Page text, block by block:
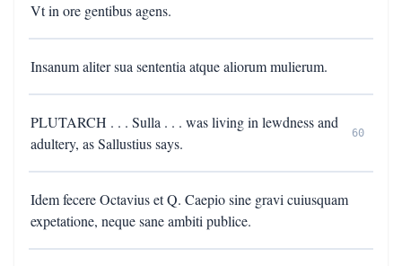
Vt in ore gentibus agens.
Insanum aliter sua sententia atque aliorum mulierum.
PLUTARCH . . . Sulla . . . was living in lewdness and
adultery, as Sallustius says.
60
Idem fecere Octavius et Q. Caepio sine gravi cuiusquam
expetatione, neque sane ambiti publice.